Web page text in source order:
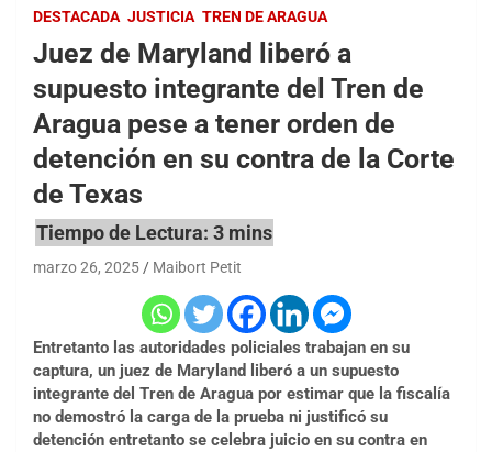
DESTACADA JUSTICIA TREN DE ARAGUA
Juez de Maryland liberó a
supuesto integrante del Tren de
Aragua pese a tener orden de
detención en su contra de la Corte
de Texas
marzo 26, 2025 Maibort Petit
Entretanto las autoridades policiales trabajan en su
captura, un juez de Maryland liberó a un supuesto
integrante del Tren de Aragua por estimar que la fiscalía
no demostró la carga de la prueba ni justificó su
detención entretanto se celebra juicio en su contra en